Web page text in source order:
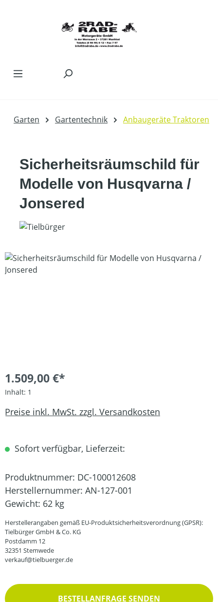
Garten Gartentechnik Anbaugeräte Traktoren
Sicherheitsräumschild für
Modelle von Husqvarna /
Jonsered
Bildergalerie überspringen
1.509,00 €*
Inhalt: 1
Preise inkl. MwSt. zzgl. Versandkosten
Sofort verfügbar, Lieferzeit:
Produktnummer: DC-100012608
Herstellernummer: AN-127-001
Gewicht: 62 kg
Herstellerangaben gemäß EU-Produktsicherheitsverordnung (GPSR):
Tielbürger GmbH & Co. KG
Postdamm 12
32351 Stemwede
verkauf@tielbuerger.de
BESTELLANFRAGE SENDEN